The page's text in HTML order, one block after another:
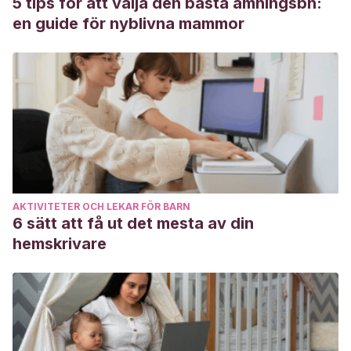
García, F., Colom, R., Lora, S., Rivas, M., & Traver, V.
(2000). Valoración de «Filosofía para Niños»: un programa
de enseñar a pensar. Psicothema
(2), 207-211.
https://www.redalyc.org/pdf/727/72712208.pdf
en guide för nyblivna mammor
AKTIVITETER OCH LEKAR FÖR BARN
6 sätt att få ut det mesta av din
hemskrivare